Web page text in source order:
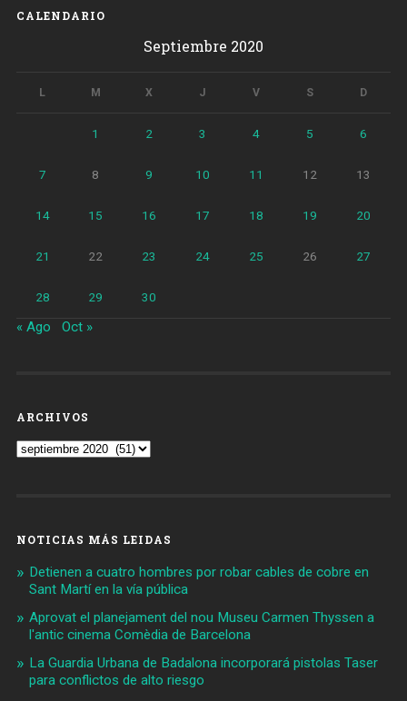
sótano»
CALENDARIO
Septiembre 2020
L M X J V S D
1 2 3 4 5 6
7 8 9 10 11 12 13
14 15 16 17 18 19 20
21 22 23 24 25 26 27
28 29 30
« Ago Oct »
ARCHIVOS
Archivos
NOTICIAS MÁS LEIDAS
Detienen a cuatro hombres por robar cables de cobre en
Sant Martí en la vía pública
Aprovat el planejament del nou Museu Carmen Thyssen a
l'antic cinema Comèdia de Barcelona
La Guardia Urbana de Badalona incorporará pistolas Taser
para conflictos de alto riesgo